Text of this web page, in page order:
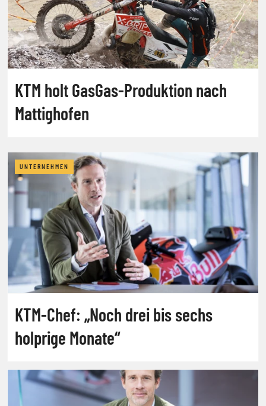
KTM holt GasGas-Produktion nach
Mattighofen
UNTERNEHMEN
KTM-Chef: „Noch drei bis sechs
holprige Monate“